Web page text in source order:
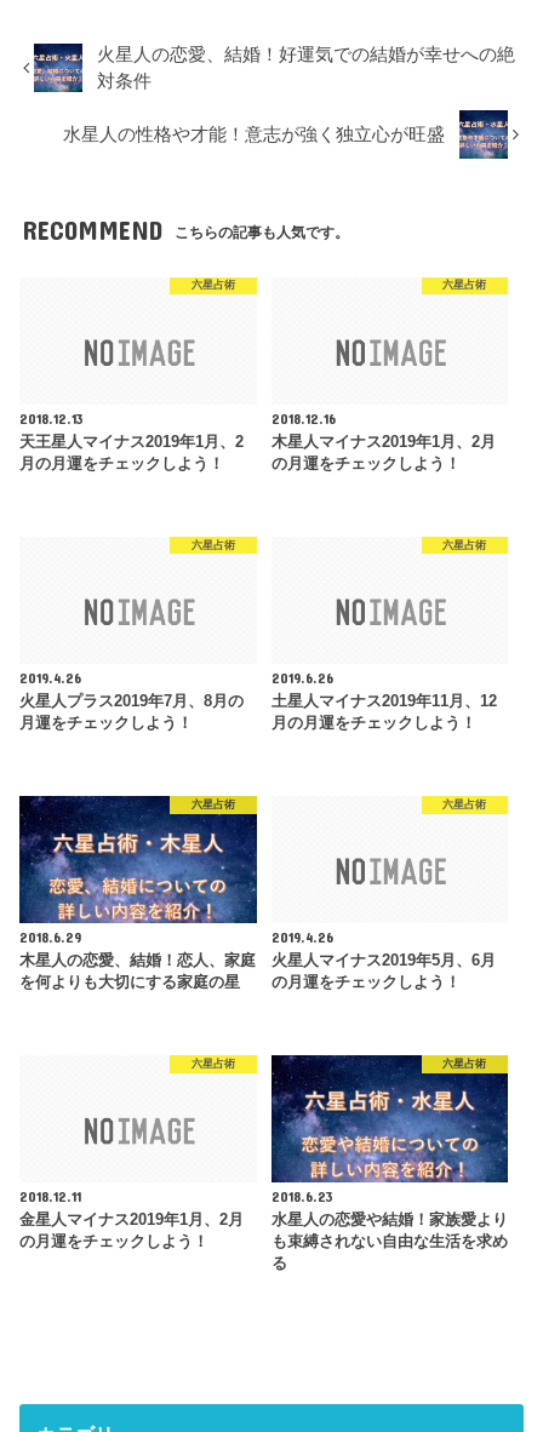
火星人の恋愛、結婚！好運気での結婚が幸せへの絶
対条件
水星人の性格や才能！意志が強く独立心が旺盛
RECOMMEND こちらの記事も人気です。
六星占術
2018.12.13
天王星人マイナス2019年1月、2
月の月運をチェックしよう！
六星占術
2018.12.16
木星人マイナス2019年1月、2月
の月運をチェックしよう！
六星占術
2019.4.26
火星人プラス2019年7月、8月の
月運をチェックしよう！
六星占術
2019.6.26
土星人マイナス2019年11月、12
月の月運をチェックしよう！
六星占術
2018.6.29
木星人の恋愛、結婚！恋人、家庭
を何よりも大切にする家庭の星
六星占術
2019.4.26
火星人マイナス2019年5月、6月
の月運をチェックしよう！
六星占術
2018.12.11
金星人マイナス2019年1月、2月
の月運をチェックしよう！
六星占術
2018.6.23
水星人の恋愛や結婚！家族愛より
も束縛されない自由な生活を求め
る